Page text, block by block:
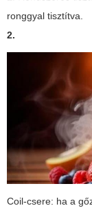
ronggyal tisztítva.
2.
Coil-csere: ha a